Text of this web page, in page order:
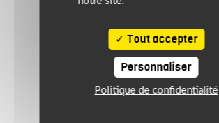
Tout accepter
Personnaliser
Politique de confidentialité